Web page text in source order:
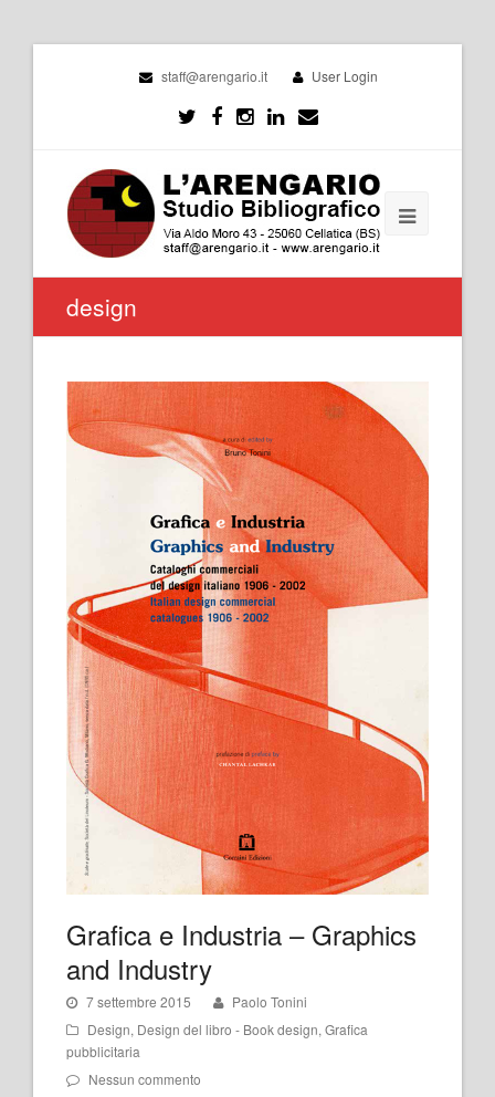
staff@arengario.it User Login
design
Grafica e Industria – Graphics
and Industry
7 settembre 2015
Paolo Tonini
Design, Design del libro - Book design, Grafica
pubblicitaria
Nessun commento